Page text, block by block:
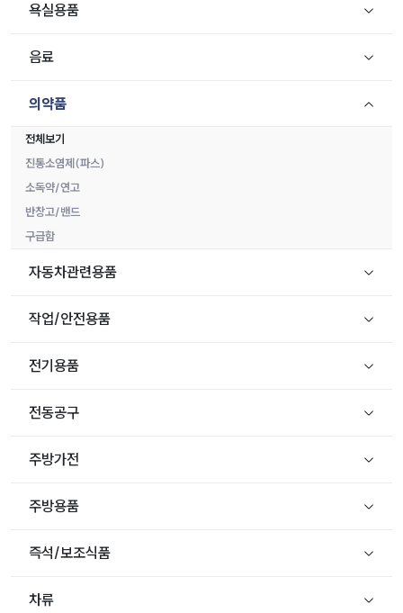
욕실용품
음료
의약품
전체보기
진통소염제(파스)
소독약/연고
반창고/밴드
구급함
자동차관련용품
작업/안전용품
전기용품
전동공구
주방가전
주방용품
즉석/보조식품
차류